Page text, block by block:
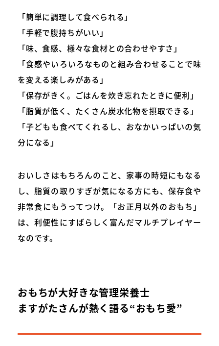
「簡単に調理して食べられる」
「手軽で腹持ちがいい」
「味、食感、様々な食材との合わせやすさ」
「食感やいろいろなものと組み合わせることで味
を変える楽しみがある」
「保存がきく。ごはんを炊き忘れたときに便利」
「脂質が低く、たくさん炭水化物を摂取できる」
「子どもも食べてくれるし、おなかいっぱいの気
分になる」
おいしさはもちろんのこと、家事の時短にもなる
し、脂質の取りすぎが気になる方にも、保存食や
非常食にもうってつけ。「お正月以外のおもち」
は、利便性にすばらしく富んだマルチプレイヤー
なのです。
おもちが大好きな管理栄養士
ますがたさんが熱く語る“おもち愛”